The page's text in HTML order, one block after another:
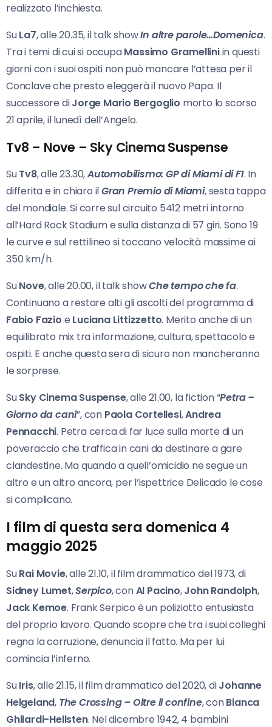
realizzato l’inchiesta.
SuLa7, alle 20.35, il talk showIn altre parole…Domenica.
Tra i temi di cui si occupaMassimo Gramelliniin questi
giorni con i suoi ospiti non può mancare l’attesa per il
Conclave che presto eleggerà il nuovo Papa. Il
successore diJorge Mario Bergoglio morto lo scorso
21 aprile, il lunedì dell’Angelo.
Tv8 – Nove – Sky Cinema Suspense
SuTv8, alle 23.30,Automobilismo: GP di Miami di F1. In
differita e in chiaro ilGran Premio diMiami, sesta tappa
del mondiale. Si corre sul circuito 5412 metri intorno
all’Hard Rock Stadium e sulla distanza di 57 giri. Sono 19
le curve e sul rettilineo si toccano velocità massime ai
350 km/h.
SuNove, alle 20.00, il talk showChe tempo che fa.
Continuano a restare alti gli ascolti del programma di
Fabio Fazio e Luciana Littizzetto. Merito anche di un
equilibrato mix tra informazione, cultura, spettacolo e
ospiti. E anche questa sera di sicuro non mancheranno
le sorprese.
SuSky Cinema Suspense, alle 21.00, la fiction “Petra –
Giorno da cani”, con Paola Cortellesi,Andrea
Pennacchi. Petra cerca di far luce sulla morte di un
poveraccio che traffica in cani da destinare a gare
clandestine. Ma quando a quell’omicidio ne segue un
altro e un altro ancora, per l’ispettrice Delicado le cose
si complicano.
I film di questa sera domenica 4
maggio 2025
SuRai Movie, alle 21.10, il film drammatico del 1973, di
Sidney Lumet,Serpico, conAl Pacino,John Randolph,
Jack Kemoe. Frank Serpico è un poliziotto entusiasta
del proprio lavoro. Quando scopre che tra i suoi colleghi
regna la corruzione, denuncia il fatto. Ma per lui
comincia l’inferno.
SuIris, alle 21.15, il film drammatico del 2020, diJohanne
Helgeland, The Crossing – Oltre ilconfine, conBianca
Ghilardi-Hellsten. Nel dicembre 1942, 4 bambini